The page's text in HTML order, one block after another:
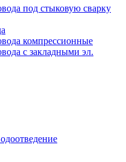
под стыковую сварку
компрессионные
с закладными эл.